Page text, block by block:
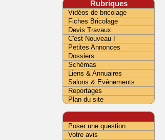
Rubriques
Vidéos de bricolage
Fiches Bricolage
Devis Travaux
C'est Nouveau !
Petites Annonces
Dossiers
Schémas
Liens & Annuaires
Salons & Evènements
Reportages
Plan du site
Poser une question
Votre avis